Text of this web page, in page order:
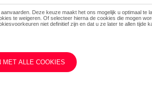
Als het om schoonmaken
persoon bent en dingen zo
om de uitdaging aan te gaan.
Het bevat wax shampoo,